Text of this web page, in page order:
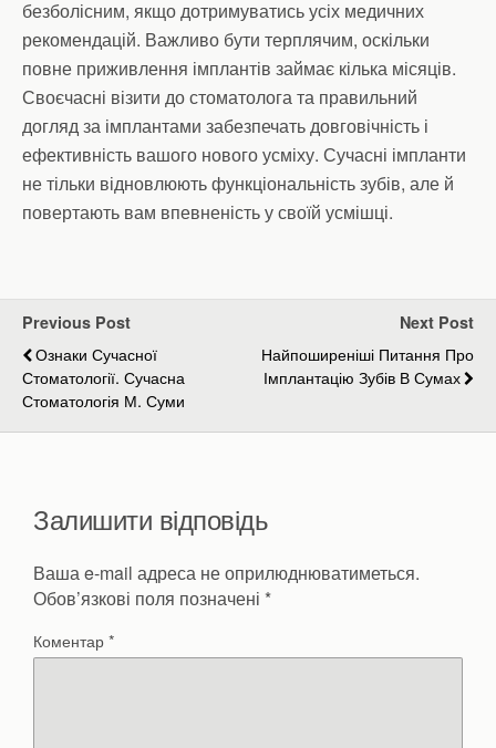
безболісним, якщо дотримуватись усіх медичних
рекомендацій. Важливо бути терплячим, оскільки
повне приживлення імплантів займає кілька місяців.
Своєчасні візити до стоматолога та правильний
догляд за імплантами забезпечать довговічність і
ефективність вашого нового усміху. Сучасні імпланти
не тільки відновлюють функціональність зубів, але й
повертають вам впевненість у своїй усмішці.
Previous Post
Ознаки Сучасної
Стоматології. Сучасна
Стоматологія М. Суми
Next Post
Найпоширеніші Питання Про
Імплантацію Зубів В Сумах
Залишити відповідь
Ваша e-mail адреса не оприлюднюватиметься.
Обов’язкові поля позначені *
Коментар*